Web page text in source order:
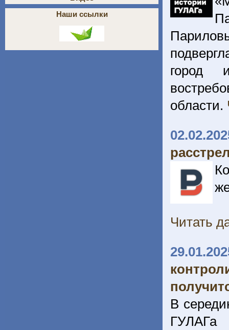
город
области.
Читать
В
Наши ссылки